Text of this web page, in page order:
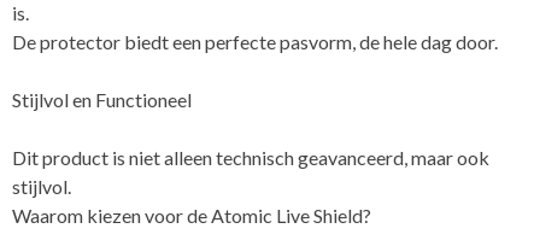
is.
De protector biedt een perfecte pasvorm, de hele dag door.
Stijlvol en Functioneel
Dit product is niet alleen technisch geavanceerd, maar ook
stijlvol.
Waarom kiezen voor de Atomic Live Shield?